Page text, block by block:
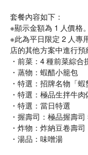
套餐內容如下：
※顯示金額為 1 人價格。
※此為平日限定 2 人專
店的其他方案中進行預
・前菜：4 種前菜綜合
・蒸物：蝦醋小籠包
・特選：招牌名物「蝦
・特選：極品生拌牛
・特選：當日特選
・握壽司：極品握壽司
・炸物：炸納豆卷壽司
・湯品：味噌湯